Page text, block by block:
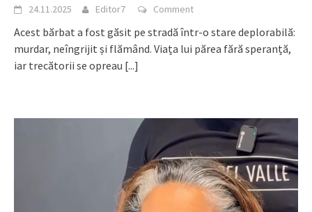
24.11.2025 Editor7 Comment
Acest bărbat a fost găsit pe stradă într-o stare deplorabilă:
murdar, neîngrijit și flămând. Viața lui părea fără speranță,
iar trecătorii se opreau [...]